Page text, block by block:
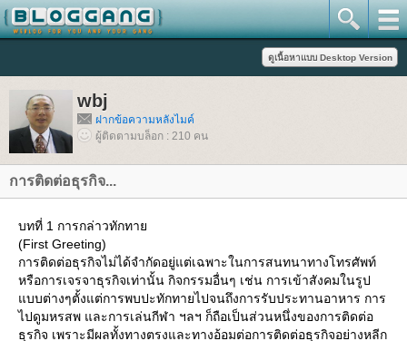
wbj
ฝากข้อความหลังไมค์
ผู้ติดตามบล็อก : 210 คน
การติดต่อธุรกิจ...
บทที่ 1 การกล่าวทักทา
(First Greeting)
การติดต่อธุรกิจไม่ได้จำกัดอยู่แต่เฉพาะในการสนทนาทางโทรศัพท์
หรือการเจรจาธุรกิจเท่านั้น กิจกรรมอื่นๆ เช่น การเข้าสังคมในรูป
บบต่างๆตั้งแต่การพบปะทักทายไปจนถึงการรับประทานอาหาร การ
ไปดูมหรสพ และการเล่นกีฬา ฯลฯ ก็ถือเป็นส่วนหนึ่งของการติดต่อ
ธุรกิจ เพราะมีผลทั้งทางตรงและทางอ้อมต่อการติดต่อธุรกิจอย่างหลีก